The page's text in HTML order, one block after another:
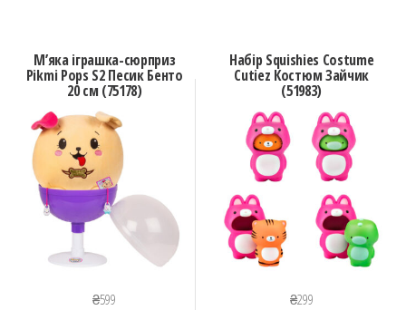
М’яка іграшка-сюрприз
Pikmi Pops S2 Песик Бенто
20 см (75178)
₴599
Набір Squishies Costume
Cutiez Костюм Зайчик
(51983)
₴299